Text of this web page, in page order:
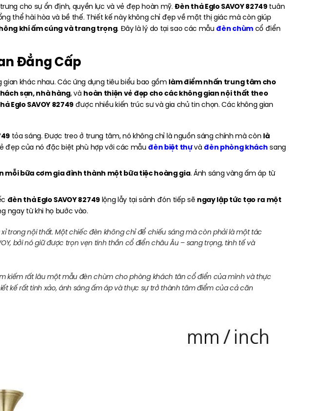
cho sự ổn định, quyền lực và vẻ đẹp hoàn mỹ. Đèn thả Eglo SAVOY 82749tuân
thể hài hòa và bề thế. Thiết kế này không chỉ đẹp về mặt thị giác mà còn giúp
khí ấm cúng và trang trọng. Đây là lý do tại sao các mẫu đèn chùmcổ điển
Đẳng Cấp
khác nhau. Các ứng dụng tiêu biểu bao gồm làm điểm nhấn trung tâm cho
sạn, nhà hàng, và hoàn thiện vẻ đẹp cho các không gian nội thất theo
Eglo SAVOY 82749được nhiều kiến trúc sư và gia chủ tin chọn. Các không gian
tỏa sáng. Được treo ở trung tâm, nó không chỉ là nguồn sáng chính mà còn là
đẹp của nó đặc biệt phù hợp với các mẫu đèn biệt thựvà đèn phòng kháchsang
mỗi bữa cơm gia đình thành một bữa tiệc hoàng gia. Ánh sáng vàng ấm áp từ
đèn thả Eglo SAVOY 82749lộng lẫy tại sảnh đón tiếp sẽ ngay lập tức tạo ra một
ngay từ khi họ bước vào.
xỉ trong nội thất. Một chiếc đèn không chỉ để chiếu sáng mà còn phải là một tác
bởi nó giữ được trọn vẹn tinh thần cổ điển châu Âu – sang trọng, tinh tế và
kiếm rất lâu một mẫu đèn chùm cho phòng khách tân cổ điển của mình và thực
kế rất tinh xảo, ánh sáng ấm áp và thực sự trở thành tâm điểm của cả căn